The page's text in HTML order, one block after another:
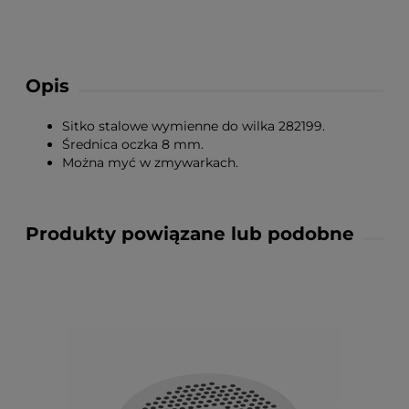
Opis
Sitko stalowe wymienne do wilka 282199.
Średnica oczka 8 mm.
Można myć w zmywarkach.
Produkty powiązane lub podobne